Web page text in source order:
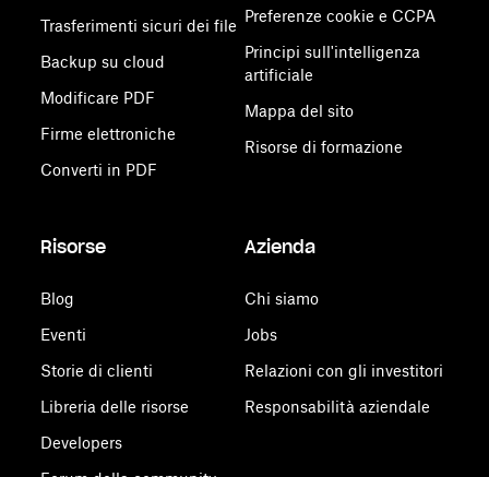
Trasferimenti sicuri dei file
Backup su cloud
Modificare PDF
Firme elettroniche
Converti in PDF
Preferenze cookie e CCPA
Principi sull'intelligenza
artificiale
Mappa del sito
Risorse di formazione
Risorse
Blog
Eventi
Storie di clienti
Libreria delle risorse
Developers
Azienda
Chi siamo
Jobs
Relazioni con gli investitori
Responsabilità aziendale